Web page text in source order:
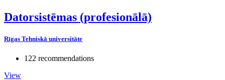
Datorsistēmas (profesionālā)
Rīgas Tehniskā universitāte
122 recommendations
View